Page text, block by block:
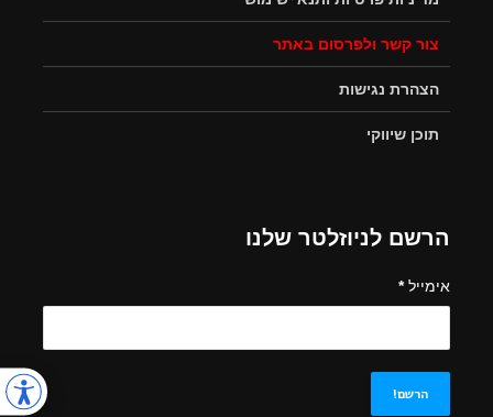
צור קשר ולפרסום באתר
הצהרת נגישות
תוכן שיווקי
הרשם לניוזלטר שלנו
אימייל*